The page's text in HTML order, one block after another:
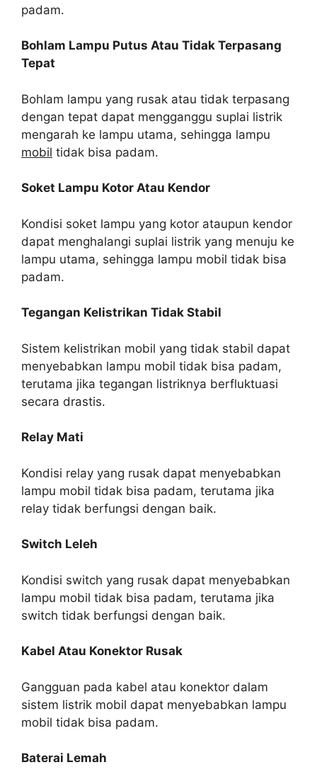
padam.
Bohlam Lampu Putus Atau Tidak Terpasang
Tepat
Bohlam lampu yang rusak atau tidak terpasang
dengan tepat dapat mengganggu suplai listrik
mengarah ke lampu utama, sehingga lampu
mobil tidak bisa padam.
Soket Lampu Kotor Atau Kendor
Kondisi soket lampu yang kotor ataupun kendor
dapat menghalangi suplai listrik yang menuju ke
lampu utama, sehingga lampu mobil tidak bisa
padam.
Tegangan Kelistrikan Tidak Stabil
Sistem kelistrikan mobil yang tidak stabil dapat
menyebabkan lampu mobil tidak bisa padam,
terutama jika tegangan listriknya berfluktuasi
secara drastis.
Relay Mati
Kondisi relay yang rusak dapat menyebabkan
lampu mobil tidak bisa padam, terutama jika
relay tidak berfungsi dengan baik.
Switch Leleh
Kondisi switch yang rusak dapat menyebabkan
lampu mobil tidak bisa padam, terutama jika
switch tidak berfungsi dengan baik.
Kabel Atau Konektor Rusak
Gangguan pada kabel atau konektor dalam
sistem listrik mobil dapat menyebabkan lampu
mobil tidak bisa padam.
Baterai Lemah